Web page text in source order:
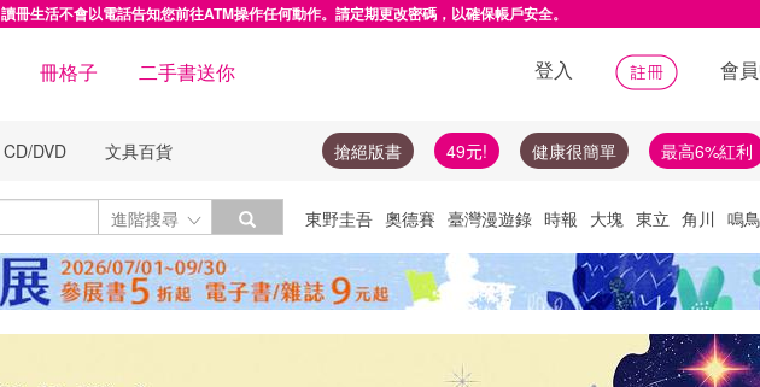
讀冊生活不會以電話告知您前往ATM操作任何動作。請定期更改密碼，以確保帳戶安全。
冊格子 二手書送你 登入 會
CD/DVD 文具百貨 搶絕版書 49元! 健康很簡單 最高6%紅利
進階搜尋 Toggle Dropdown東野圭吾 奧德賽 臺灣漫遊錄 時報 大塊 東立 角川 鳴
布克獎 失智症 失智